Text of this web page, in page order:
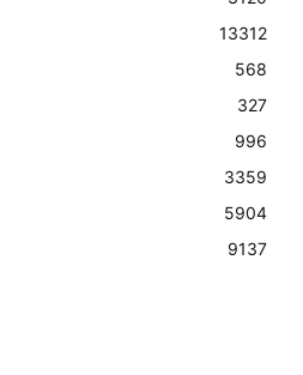
13312
568
327
996
3359
5904
9137